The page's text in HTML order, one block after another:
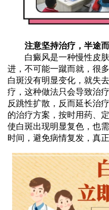
注意坚持治疗，半途而
白癜风是一种慢性皮肤
进，不可能一蹴而就，很
白斑没有明显变化，就失
疗，这种做法只会导致治
反跳性扩散，反而延长治
的治疗方案，按时用药、
使白斑出现明显复色，也
时间，避免病情复发，真正